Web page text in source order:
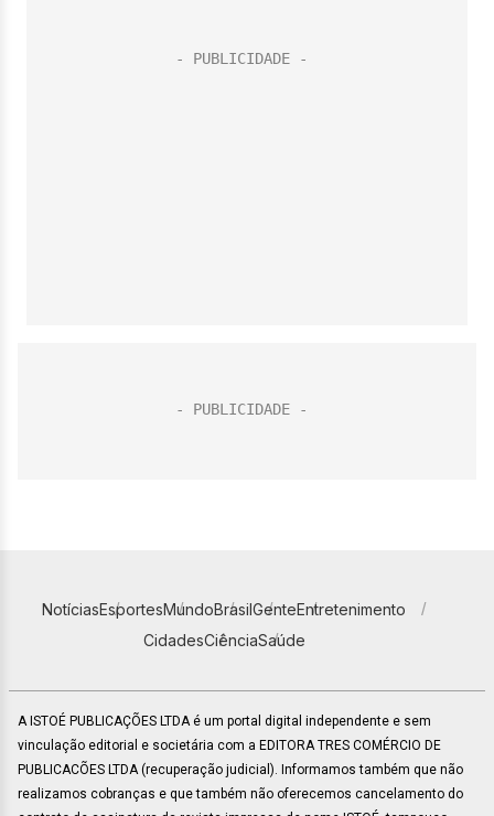
NotíciasEsportesMundoBrasilGenteEntretenimento
CidadesCiênciaSaúde
A ISTOÉ PUBLICAÇÕES LTDA é um portal digital independente e sem
vinculação editorial e societária com a EDITORA TRES COMÉRCIO DE
PUBLICACÕES LTDA (recuperação judicial). Informamos também que não
realizamos cobranças e que também não oferecemos cancelamento do